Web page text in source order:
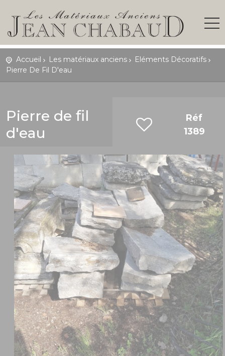
Accueil Les matériaux anciens
Eléments Décoratifs
Pierre De Fil D'eau
Pierre de fil
d'eau
Réf
1389